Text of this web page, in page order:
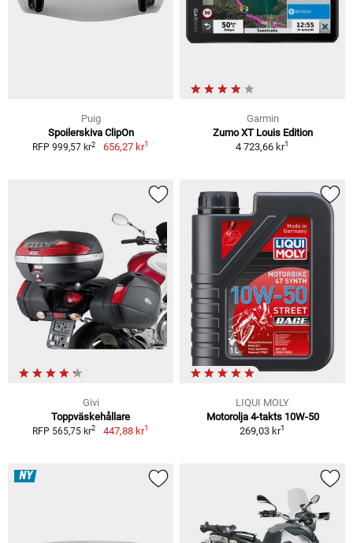
Puig
Spoilerskiva ClipOn
RFP 999,57 kr2 656,27 kr1
Garmin
Zumo XT Louis Edition
4 723,66 kr1
Givi
Toppväskehållare
RFP 565,75 kr2 447,88 kr1
LIQUI MOLY
Motorolja 4-takts 10W-50
269,03 kr1
NY